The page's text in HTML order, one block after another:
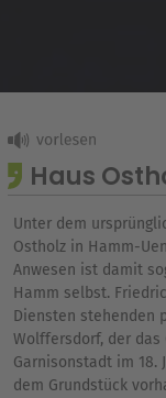
Haus
Unter dem
Ostholz in Hamm-
Anwesen ist damit
Hamm selbst.
Diensten stehenden
Wolffersdorf, der
Garnisonstadt im 18.
dem Grundstück